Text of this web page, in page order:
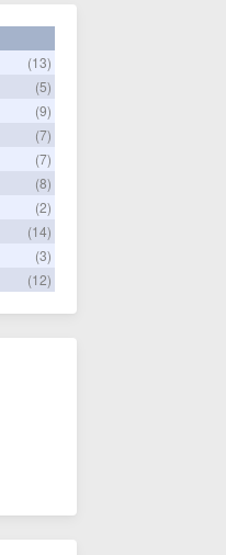
(13)
(5)
(9)
(7)
(7)
(8)
(2)
(14)
(3)
(12)